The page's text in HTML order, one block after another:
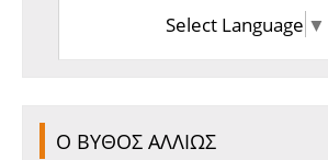
Select Language ▼
Ο ΒΥΘΟΣ ΑΛΛΙΩΣ